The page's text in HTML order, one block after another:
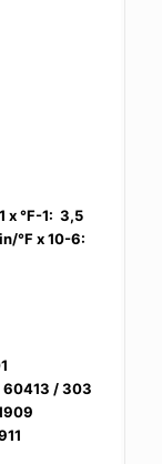
x °F-1: 3,5
°F x 10-6:
60413 / 303